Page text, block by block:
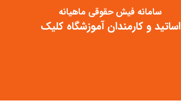
سامانه فیش حقوقی ماهیانه
اساتید و کارمندان آموزشگاه کلیک